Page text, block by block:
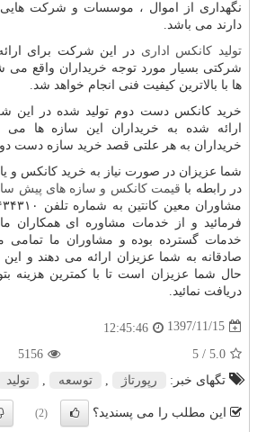
نگهداری از اموال ، موسسات و شرکت هایی
دارند می باشد.
تولید کانکس اداری در این شرکت برای
شرکتی بسیار مورد توجه خریداران واقع می
ها با بالاترین کیفیت فنی انجام خواهد شد.
خرید کانکس دست دوم تولید شده در این
ارائه شده به خریداران این سازه ها می
خریداران به هر علتی قصد خرید سازه دست
شما عزیزان در صورت نیاز به خرید کانکس و
در رابطه با قیمت کانکس و سازه های پیش
فرمائید و از خدمات مشاوره ای همکاران
خدمات گسترده بوده و مشاوران ما تمامی
صادقانه به شما عزیزان ارائه می دهند و
حال شما عزیزان است تا با کمترین هزینه
دریافت نمائید.
1397/11/15
12:45:46
5.0
/ 5
5156
تگهای خبر:
رپورتاژ توسعه تولید
این مطلب را می پسندید؟ (2)